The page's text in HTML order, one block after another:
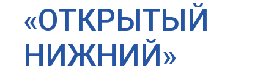
«ОТКРЫТЫЙ
НИЖНИЙ»